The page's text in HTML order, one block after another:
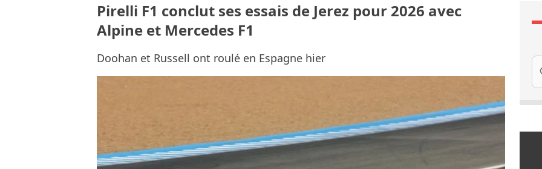
Pirelli F1 conclut ses essais de Jerez pour 2026 avec
Alpine et Mercedes F1
Doohan et Russell ont roulé en Espagne hier